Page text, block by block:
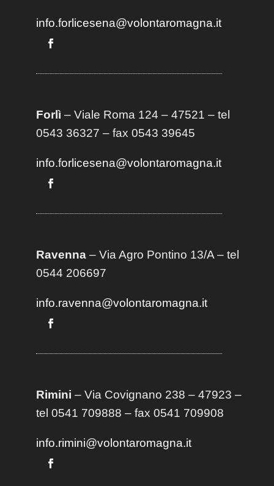
info.forlicesena@volontaromagna.it
Forlì – Viale Roma 124 – 47521 – tel
0543 36327 – fax 0543 39645
info.forlicesena@volontaromagna.it
Ravenna– Via Agro Pontino 13/A– tel
0544 206697
info.ravenna@volontaromagna.it
Rimini – Via Covignano 238 – 47923 –
tel 0541 709888 – fax 0541 709908
info.rimini@volontaromagna.it